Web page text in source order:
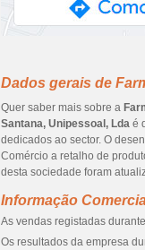
Dados gerais de
Quer saber mais sobre a
Santana, Unipessoal, Lda é
dedicados ao sector. O
Comércio a retalho de
desta sociedade foram
Informação
As vendas registadas
Os resultados da empresa